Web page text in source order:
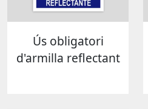
Ús obligatori
d'armilla reflectant